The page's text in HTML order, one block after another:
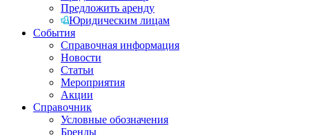
Предложить аренду
Юридическим лицам
События
Справочная информация
Новости
Статьи
Мероприятия
Акции
Справочник
Условные обозначения
Бренды